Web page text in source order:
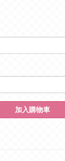
加入購物車